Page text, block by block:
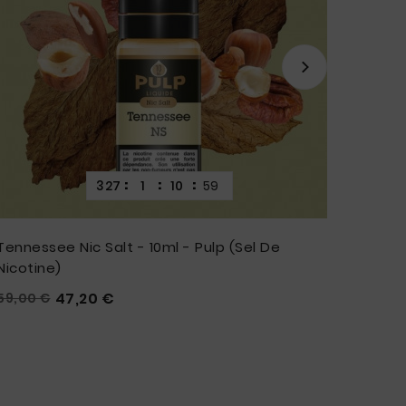
327 : 1 : 10 : 57
Nic Salt - 10ml - Pulp (Sel De
 
€ Prix
47,20 €